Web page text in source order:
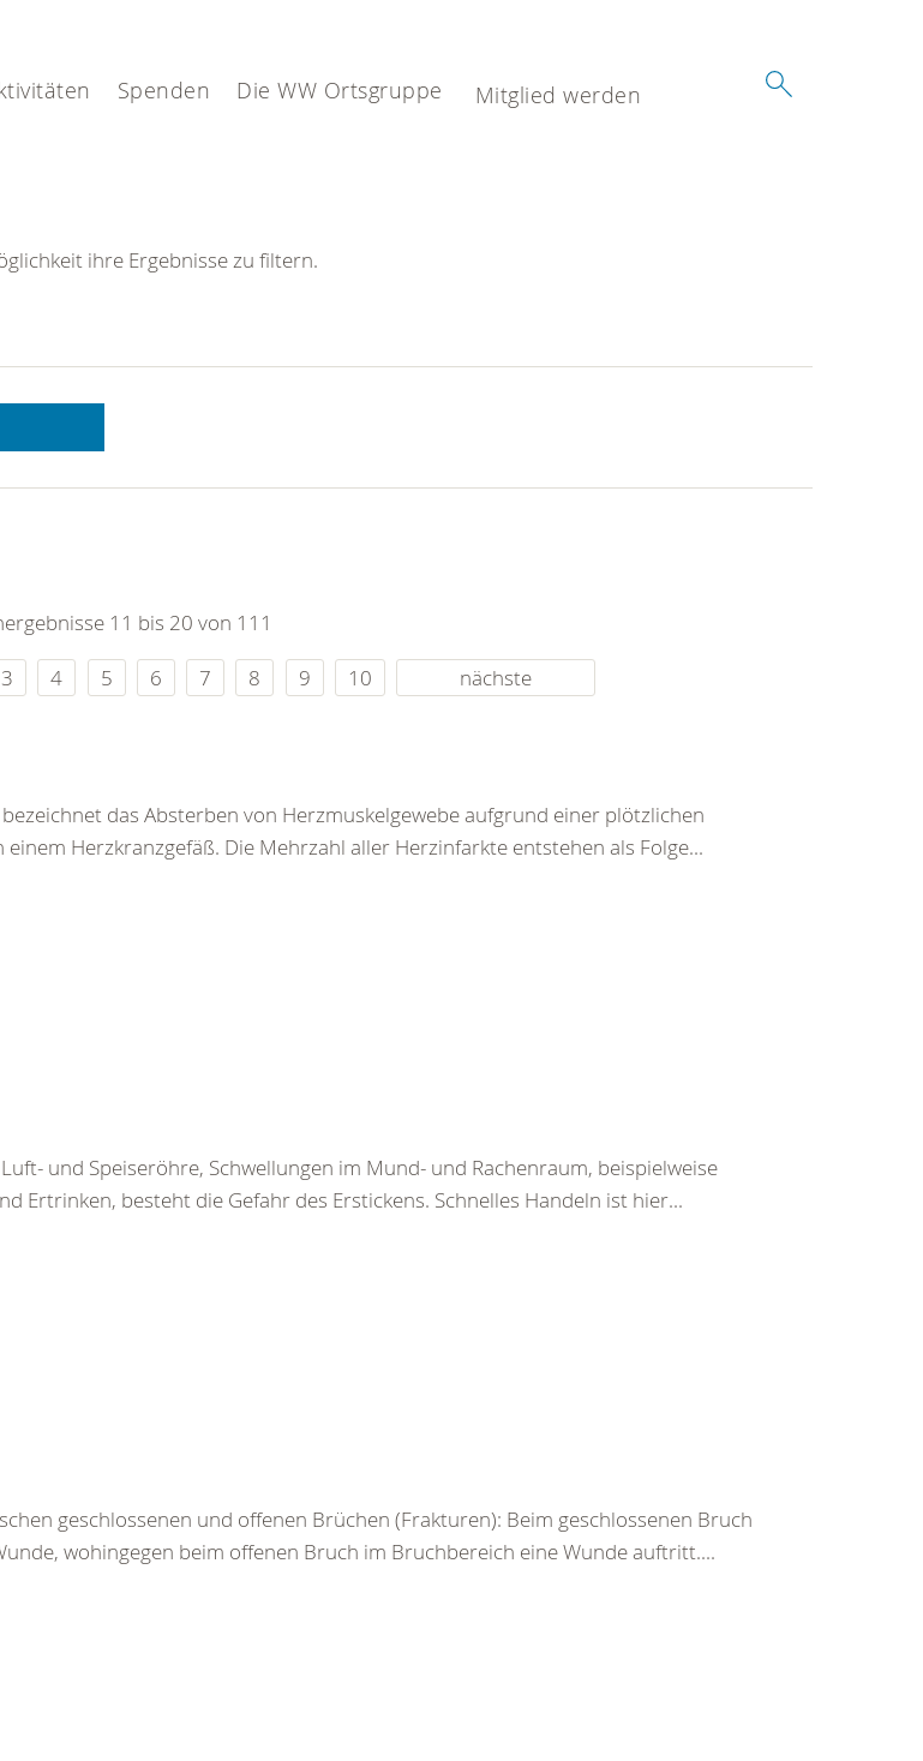
Spenden Die WW Ortsgruppe Mitglied werden
ihre Ergebnisse zu filtern.
11 bis 20 von 111
3 4 5 6 7 8 9 10 nächste
das Absterben von Herzmuskelgewebe aufgrund einer plötzlichen
Herzkranzgefäß. Die Mehrzahl aller Herzinfarkte entstehen als Folge...
und Speiseröhre, Schwellungen im Mund- und Rachenraum, beispielweise
Ertrinken, besteht die Gefahr des Erstickens. Schnelles Handeln ist hier...
geschlossenen und offenen Brüchen (Frakturen): Beim geschlossenen Bruch
wohingegen beim offenen Bruch im Bruchbereich eine Wunde auftritt....